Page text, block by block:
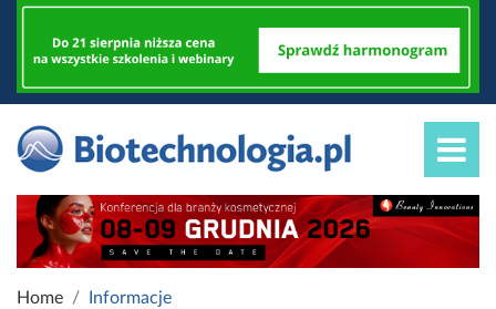
Home Informacje